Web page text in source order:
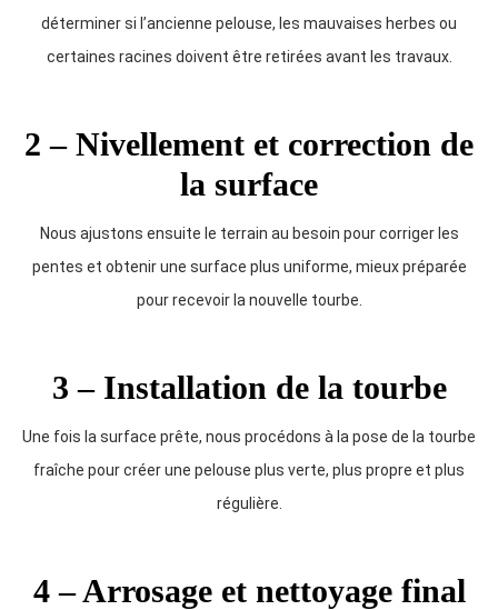
déterminer si l’ancienne pelouse, les mauvaises herbes ou
certaines racines doivent être retirées avant les travaux.
2 – Nivellement et correction de
la surface
Nous ajustons ensuite le terrain au besoin pour corriger les
pentes et obtenir une surface plus uniforme, mieux préparée
pour recevoir la nouvelle tourbe.
3 – Installation de la tourbe
Une fois la surface prête, nous procédons à la pose de la tourbe
fraîche pour créer une pelouse plus verte, plus propre et plus
régulière.
4 – Arrosage et nettoyage final